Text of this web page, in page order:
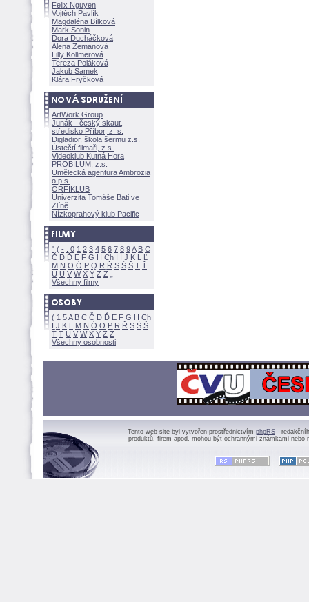
Felix Nguyen
Vojtěch Pavlík
Magdaléna Bílkov
Mark Sonin
Dora Ducháčkov
Alena Zemanov
Lilly Kollmerov
Tereza Polákov
Jakub Samek
Klára Fryčkov
ArtWork Group
Junák - český skaut,
středisko Příbor, z. s.
Digladior, škola šermu z.s.
Ústečtí filmaři, z.s.
Videoklub Kutná Hora
PROBILUM, z.s.
Umělecká agentura Ambrozia
o.p.s.
ORFIKLUB
Univerzita Tomáše Bati ve
Zlíně
Nízkoprahový klub Pacific
" ( - 0 1 2 3 4 5 6 7 8 9A B C
Č D Ď E F G H Ch I Í J K L
Ľ
M N O Ó P Q R Ř S Ś T Ť
U Ú V W X Y Z
Všechny filmy
( 1 5A B C Č D Ď E F G H Ch
I J K L M N Ó O P R Ř S Ś
Ť T U V W X Y Z
Všechny osobnosti
Tento web site byl vytvořen prostřednictvím phpRS -
produktů, firem apod. mohou být ochrannými známkami